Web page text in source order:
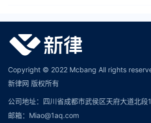
Copyright © 2022 Mcbang All rights
新律网 版权所有
公司地址：四川省成都市武侯区天府大道北段
邮箱：Miao@1aq.com